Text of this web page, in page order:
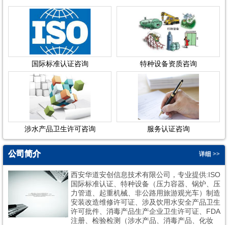
2
国际标准认证咨询 特种设备资质咨询
涉水产品卫生许可咨询 服务认证咨询
公司简介 详细 >>
西安华道安创信息技术有限公司，专业提供:ISO
国际标准认证、特种设备（压力容器、锅炉、压
力管道、起重机械、非公路用旅游观光车）制造
安装改造维修许可证、涉及饮用水安全产品卫生
许可批件、消毒产品生产企业卫生许可证、FDA
注册、检验检测（涉水产品、消毒产品、化妆